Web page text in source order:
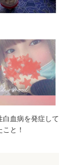
白血病を発症して
と！